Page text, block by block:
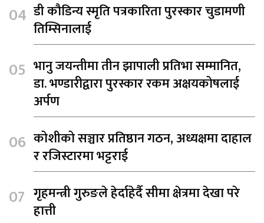
डी कौडिन्य स्मृति पत्रकारिता पुरस्कार चुडामणी
तिम्सिनालाई
भानु जयन्तीमा तीन झापाली प्रतिभा सम्मानित,
डा. भण्डारीद्वारा पुरस्कार रकम अक्षयकोषलाई
अर्पण
कोशीको सञ्चार प्रतिष्ठान गठन, अध्यक्षमा दाहाल
र रजिस्टारमा भट्टराई
गृहमन्त्री गुरुङले हेर्दाहेर्दै सीमा क्षेत्रमा देखा परे
हात्ती